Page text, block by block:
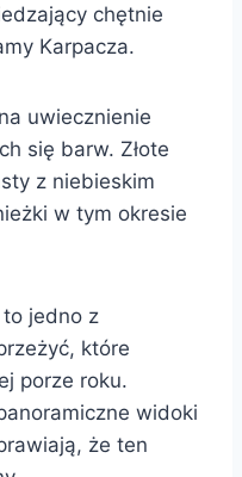
chętnie
Karpacza.
uwiecznienie
się barw. Złote
z niebieskim
w tym okresie
to jedno z
które
porze roku.
widoki
że ten